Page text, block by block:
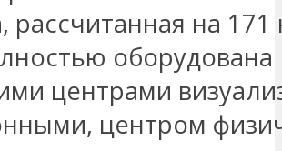
рассчитанная на 171
оборудована
центрами
центром